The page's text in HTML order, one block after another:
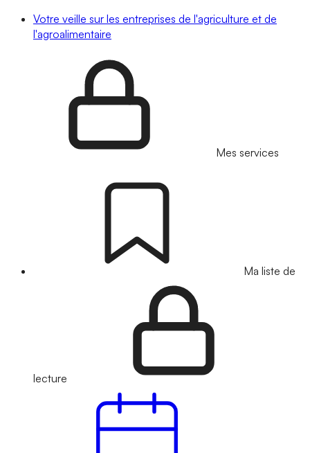
Votre veille sur les entreprises de l'agriculture et de
l'agroalimentaire
Mes services
Ma liste de
lecture